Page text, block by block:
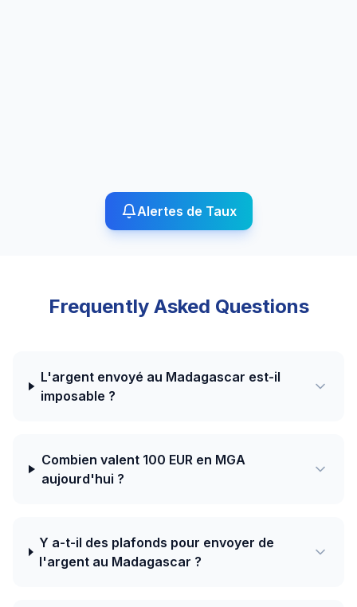
Alertes de Taux
Frequently Asked Questions
L'argent envoyé au Madagascar est-il
imposable ?
Combien valent 100 EUR en MGA
aujourd'hui ?
Y a-t-il des plafonds pour envoyer de
l'argent au Madagascar ?